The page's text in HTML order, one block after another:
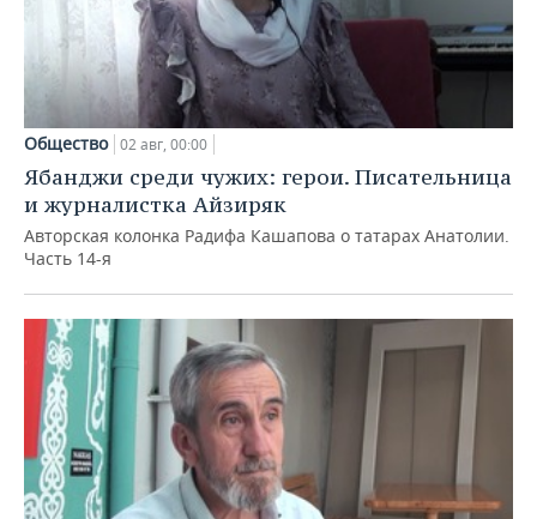
Общество 02 авг, 00:00
Ябанджи среди чужих: герои. Писательница
и журналистка Айзиряк
Авторская колонка Радифа Кашапова о татарах Анатолии.
Часть 14-я